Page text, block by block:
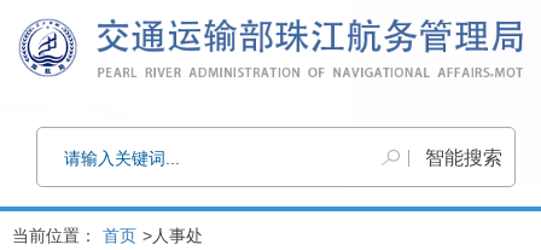
当前位置： 首页 >人事处